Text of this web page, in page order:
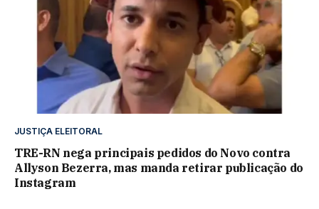
JUSTIÇA ELEITORAL
TRE-RN nega principais pedidos do Novo contra
Allyson Bezerra, mas manda retirar publicação do
Instagram